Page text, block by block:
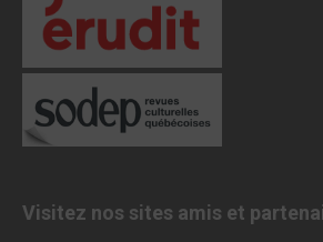
Visitez nos sites amis et